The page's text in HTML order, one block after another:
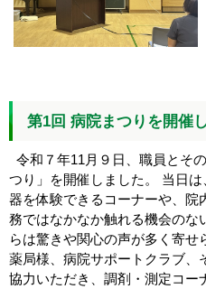
第1回 病院まつりを開催
令和７年11月９日、職員とそ
つり」を開催しました。 当日
器を体験できるコーナーや、院
務ではなかなか触れる機会のな
らは驚きや関心の声が多く寄
薬局様、病院サポートクラブ、
協力いただき、調剤・測定コー